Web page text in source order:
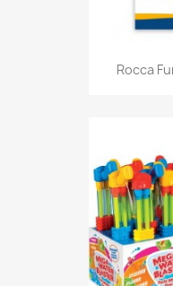

Rocca